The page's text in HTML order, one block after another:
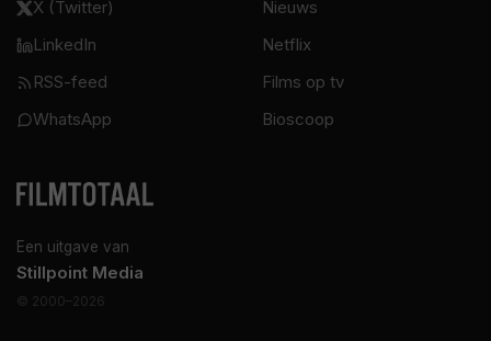
Een uitgave van
Stillpoint Media
© 2000–2026
X (Twitter)
LinkedIn
RSS-feed
WhatsApp
Nieuws
Netflix
Films op tv
Bioscoop